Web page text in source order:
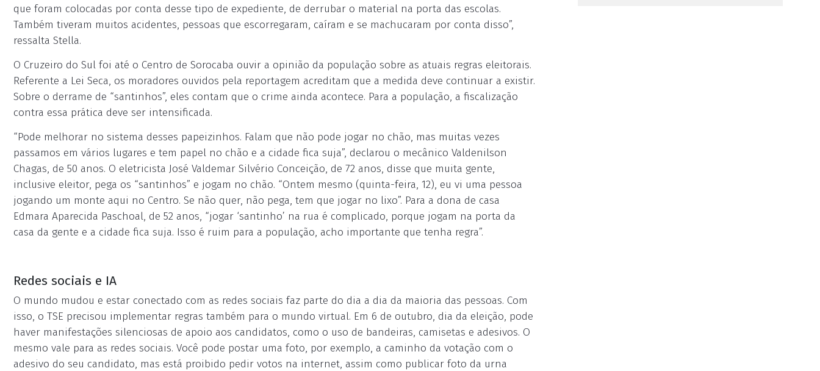
que foram colocadas por conta desse tipo de expediente, de derrubar o material na porta das escolas.
Também tiveram muitos acidentes, pessoas que escorregaram, caíram e se machucaram por conta disso”,
ressalta Stella.
O Cruzeiro do Sul foi até o Centro de Sorocaba ouvir a opinião da população sobre as atuais regras eleitorais.
Referente a Lei Seca, os moradores ouvidos pela reportagem acreditam que a medida deve continuar a existir.
Sobre o derrame de “santinhos”, eles contam que o crime ainda acontece. Para a população, a fiscalização
contra essa prática deve ser intensificada.
“Pode melhorar no sistema desses papeizinhos. Falam que não pode jogar no chão, mas muitas vezes
passamos em vários lugares e tem papel no chão e a cidade fica suja”, declarou o mecânico Valdenilson
Chagas, de 50 anos. O eletricista José Valdemar Silvério Conceição, de 72 anos, disse que muita gente,
inclusive eleitor, pega os “santinhos” e jogam no chão. “Ontem mesmo (quinta-feira, 12), eu vi uma pessoa
jogando um monte aqui no Centro. Se não quer, não pega, tem que jogar no lixo”. Para a dona de casa
Edmara Aparecida Paschoal, de 52 anos, “jogar ‘santinho’ na rua é complicado, porque jogam na porta da
casa da gente e a cidade fica suja. Isso é ruim para a população, acho importante que tenha regra”.
Redes sociais e IA
O mundo mudou e estar conectado com as redes sociais faz parte do dia a dia da maioria das pessoas. Com
isso, o TSE precisou implementar regras também para o mundo virtual. Em 6 de outubro, dia da eleição, pode
haver manifestações silenciosas de apoio aos candidatos, como o uso de bandeiras, camisetas e adesivos. O
mesmo vale para as redes sociais. Você pode postar uma foto, por exemplo, a caminho da votação com o
adesivo do seu candidato, mas está proibido pedir votos na internet, assim como publicar foto da urna